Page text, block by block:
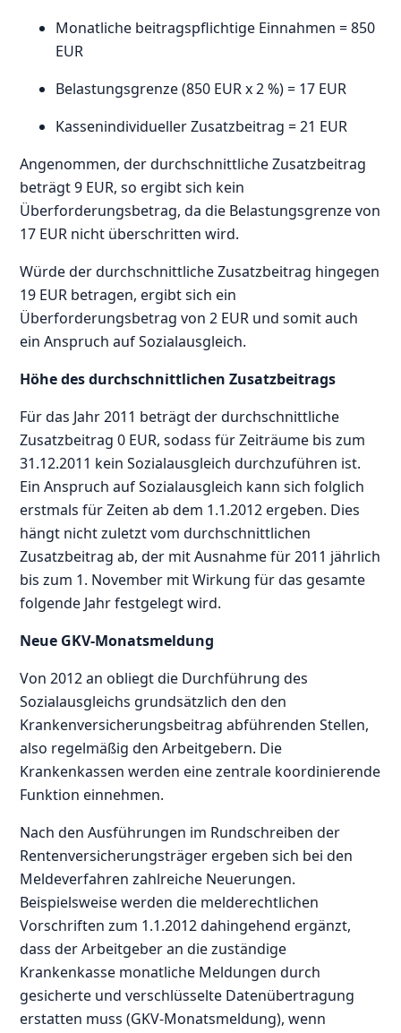
Monatliche beitragspflichtige Einnahmen = 850
EUR
Belastungsgrenze (850 EUR x 2 %) = 17 EUR
Kassenindividueller Zusatzbeitrag = 21 EUR
Angenommen, der durchschnittliche Zusatzbeitrag
beträgt 9 EUR, so ergibt sich kein
Überforderungsbetrag, da die Belastungsgrenze von
17 EUR nicht überschritten wird.
Würde der durchschnittliche Zusatzbeitrag hingegen
19 EUR betragen, ergibt sich ein
Überforderungsbetrag von 2 EUR und somit auch
ein Anspruch auf Sozialausgleich.
Höhe des durchschnittlichen Zusatzbeitrags
Für das Jahr 2011 beträgt der durchschnittliche
Zusatzbeitrag 0 EUR, sodass für Zeiträume bis zum
31.12.2011 kein Sozialausgleich durchzuführen ist.
Ein Anspruch auf Sozialausgleich kann sich folglich
erstmals für Zeiten ab dem 1.1.2012 ergeben. Dies
hängt nicht zuletzt vom durchschnittlichen
Zusatzbeitrag ab, der mit Ausnahme für 2011 jährlich
bis zum 1. November mit Wirkung für das gesamte
folgende Jahr festgelegt wird.
Neue GKV-Monatsmeldung
Von 2012 an obliegt die Durchführung des
Sozialausgleichs grundsätzlich den den
Krankenversicherungsbeitrag abführenden Stellen,
also regelmäßig den Arbeitgebern. Die
Krankenkassen werden eine zentrale koordinierende
Funktion einnehmen.
Nach den Ausführungen im Rundschreiben der
Rentenversicherungsträger ergeben sich bei den
Meldeverfahren zahlreiche Neuerungen.
Beispielsweise werden die melderechtlichen
Vorschriften zum 1.1.2012 dahingehend ergänzt,
dass der Arbeitgeber an die zuständige
Krankenkasse monatliche Meldungen durch
gesicherte und verschlüsselte Datenübertragung
erstatten muss (GKV-Monatsmeldung), wenn